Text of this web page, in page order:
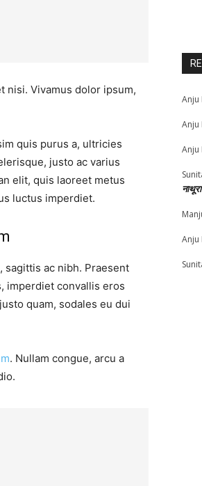
nisi. Vivamus dolor ipsum,
quis purus a, ultricies
justo ac varius
elit, quis laoreet metus
luctus imperdiet.
sagittis ac nibh. Praesent
imperdiet convallis eros
quam, sodales eu dui
. Nullam congue, arcu a
Anju
Anju
Anju
Anju